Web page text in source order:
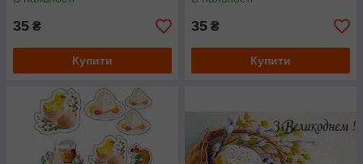
35 ₴
Купити
35 ₴
Купити